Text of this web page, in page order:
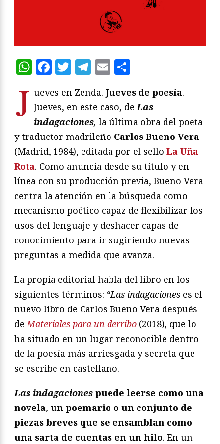
WhatsApp
Facebook
Twitter
Telegram
Email
J ueves en Zenda. Jueves de poesía.
Jueves, en este caso, deLas
indagaciones, la última obra del poeta
y traductor madrileño Carlos Bueno Vera
(Madrid, 1984), editada por el sello La Uña
Rota. Como anuncia desde su título y en
línea con su producción previa, Bueno Vera
centra la atención en la búsqueda como
mecanismo poético capaz de flexibilizar los
usos del lenguaje y deshacer capas de
conocimiento para ir sugiriendo nuevas
preguntas a medida que avanza.
La propia editorial habla del libro en los
siguientes términos: “Las indagaciones es el
nuevo libro de Carlos Bueno Vera después
deMateriales para un derribo (2018), que lo
ha situado en un lugar reconocible dentro
de la poesía más arriesgada y secreta que
se escribe en castellano.
Las indagaciones puede leerse como una
novela, un poemario o un conjunto de
piezas breves que se ensamblan como
una sarta de cuentas en un hilo. En un